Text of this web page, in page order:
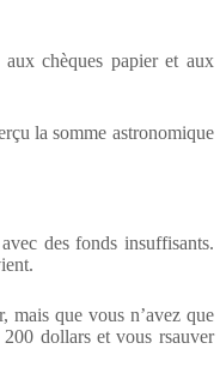
aux chèques papier et aux
la somme astronomique
des fonds insuffisants.
mais que vous n’avez que
dollars et vous rsauver